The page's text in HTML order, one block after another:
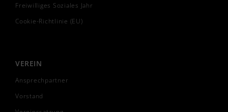
Freiwilliges Soziales Jahr
Cookie-Richtlinie (EU)
VEREIN
Ansprechpartner
Vorstand